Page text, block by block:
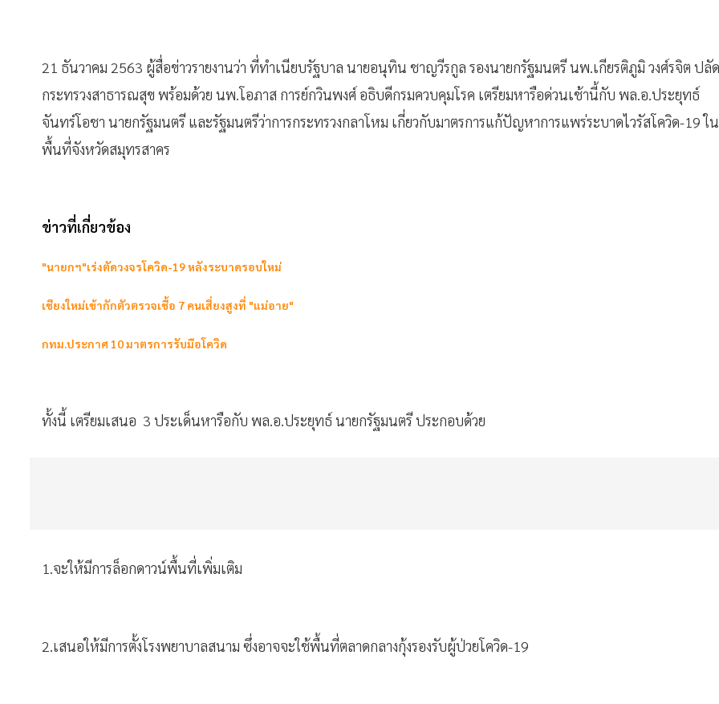
21 ธันวาคม 2563 ผู้สื่อข่าวรายงานว่า ที่ทำเนียบรัฐบาล นายอนุทิน ชาญวีรกูล รองนายกรัฐมนตรี นพ.เกียรติภูมิ วงศ์รจิต ปลัด
กระทรวงสาธารณสุข พร้อมด้วย นพ.โอภาส การย์กวินพงศ์ อธิบดีกรมควบคุมโรค เตรียมหารือด่วนเช้านี้กับ พล.อ.ประยุทธ์
จันทร์โอชา นายกรัฐมนตรี และรัฐมนตรีว่าการกระทรวงกลาโหม เกี่ยวกับมาตรการแก้ปัญหาการแพร่ระบาดไวรัสโควิด-19ใน
พื้นที่จังหวัดสมุทรสาคร
ข่าวที่เกี่ยวข้อง
"นายกฯ"เร่งตัดวงจรโควิด-19 หลังระบาดรอบใหม่
เชียงใหม่เข้ากักตัวตรวจเชื้อ 7 คนเสี่ยงสูงที่ "แม่อาย"
กทม.ประกาศ 10 มาตรการรับมือโควิด
ทั้งนี้ เตรียมเสนอ 3 ประเด็นหารือกับ พล.อ.ประยุทธ์ นายกรัฐมนตรี ประกอบด้วย
1.จะให้มีการล็อกดาวน์พื้นที่เพิ่มเติม
2.เสนอให้มีการตั้งโรงพยาบาลสนาม ซึ่งอาจจะใช้พื้นที่ตลาดกลางกุ้งรองรับผู้ป่วยโควิด-19